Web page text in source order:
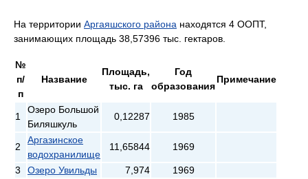
На территории Аргаяшского района находятся 4 ООПТ,
занимающих площадь 38,57396 тыс. гектаров.
№
п/
п
Название
Площадь,
тыс. га
Год
образования
Примечание
1
Озеро Большой
Биляшкуль
0,12287 1985
2
Аргазинское
водохранилище
11,65844 1969
3 Озеро Увильды 7,974 1969